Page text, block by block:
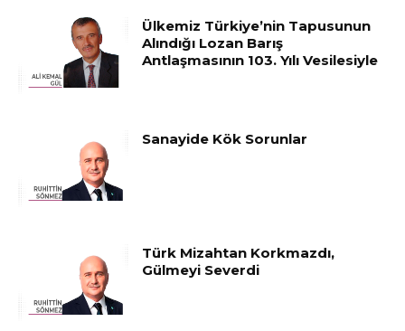
Ülkemiz Türkiye’nin Tapusunun
Alındığı Lozan Barış
Antlaşmasının 103. Yılı Vesilesiyle
Sanayide Kök Sorunlar
Türk Mizahtan Korkmazdı,
Gülmeyi Severdi